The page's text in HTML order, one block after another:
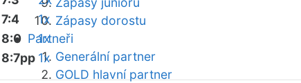
Zápasy dorostu
Partneři
Generální partner
GOLD hlavní partner
7:4
1x
8:0
1x
8:7pp 1x